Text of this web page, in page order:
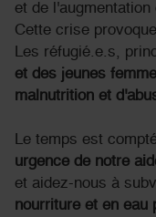
et de
Cette crise provoque
Les réfugié.e.s,
et des jeunes
malnutrition et
Le temps est
urgence de notre
et aidez-nous à
nourriture et en eau